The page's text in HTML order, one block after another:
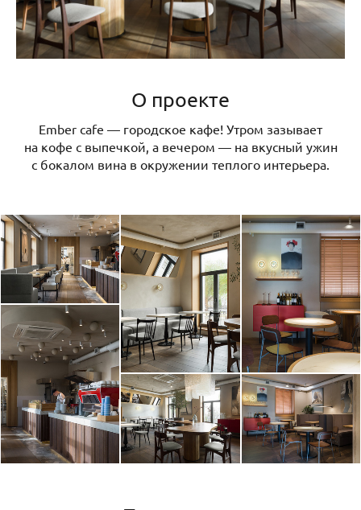
О проекте
Ember cafe — городское кафе! Утром зазывает
на кофе с выпечкой, а вечером — на вкусный ужин
с бокалом вина в окружении теплого интерьера.